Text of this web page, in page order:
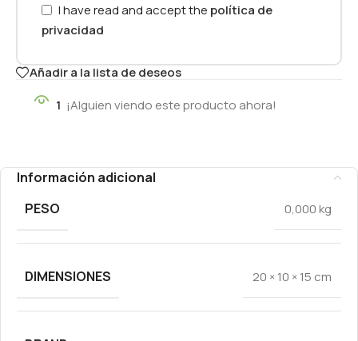
I have read and accept the política de
privacidad
Añadir a la lista de deseos
1 ¡Alguien viendo este producto ahora!
Información adicional
PESO
0,000 kg
DIMENSIONES 20 × 10 × 15 cm